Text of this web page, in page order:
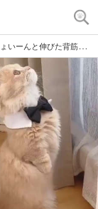
身のフォルムがたまらなく可愛い♡